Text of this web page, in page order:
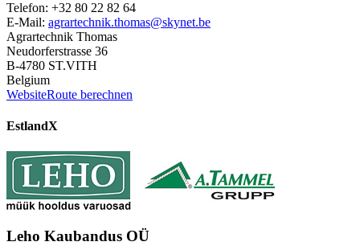
Telefon: +32 80 22 82 64
E-Mail: agrartechnik.thomas@skynet.be
Agrartechnik Thomas
Neudorferstrasse 36
B-4780 ST.VITH
Belgium
WebsiteRoute berechnen
EstlandX
Leho Kaubandus OÜ